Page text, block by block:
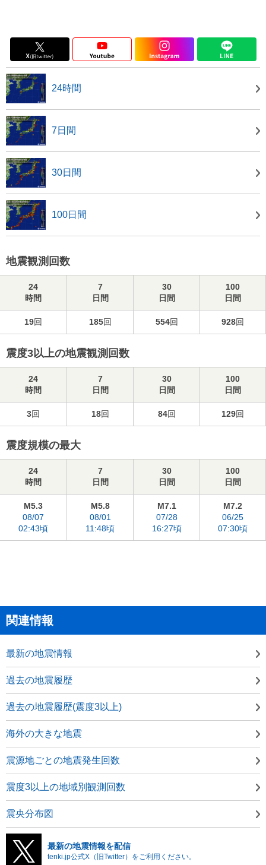
24時間
7日間
30日間
100日間
地震観測回数
24
時間
7
日間
30
日間
100
日間
19回 185回 554回 928回
震度3以上の地震観測回数
24
時間
7
日間
30
日間
100
日間
3回 18回 84回 129回
震度規模の最大
24
時間
7
日間
30
日間
100
日間
M5.3
08/07
02:43頃
M5.8
08/01
11:48頃
M7.1
07/28
16:27頃
M7.2
06/25
07:30頃
関連情報
最新の地震情報
過去の地震履歴
過去の地震履歴(震度3以上)
海外の大きな地震
震源地ごとの地震発生回数
震度3以上の地域別観測回数
震央分布図
最新の地震情報を配信
tenki.jp公式X（旧Twitter）をご利用ください。